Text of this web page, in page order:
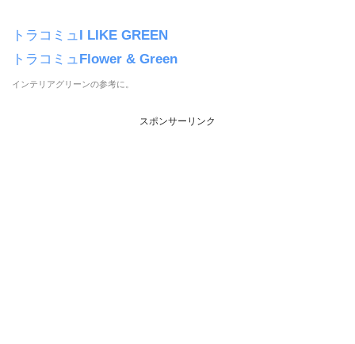
トラコミュI LIKE GREEN
トラコミュFlower & Green
インテリアグリーンの参考に。
スポンサーリンク